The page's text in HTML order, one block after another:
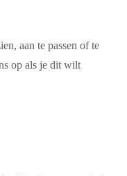
aan te passen of te
op als je dit wilt